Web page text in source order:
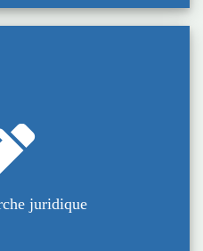
juridique